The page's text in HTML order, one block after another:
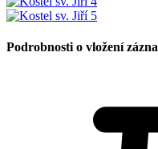
Podrobnosti o vložení